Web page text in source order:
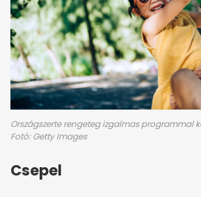
Országszerte rengeteg izgalmas programmal
Fotó: Getty Images
Csepel